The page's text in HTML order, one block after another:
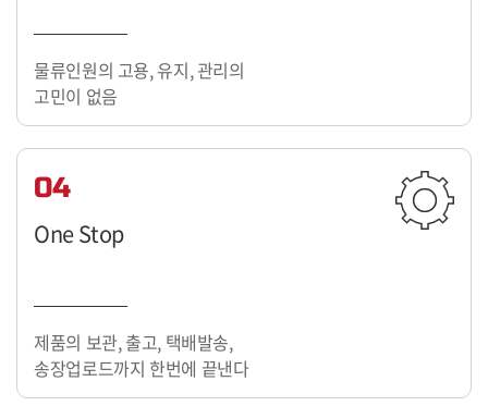
물류인원의 고용, 유지, 관리의
고민이 없음
04
One Stop
제품의 보관, 출고, 택배발송,
송장업로드까지 한번에 끝낸다